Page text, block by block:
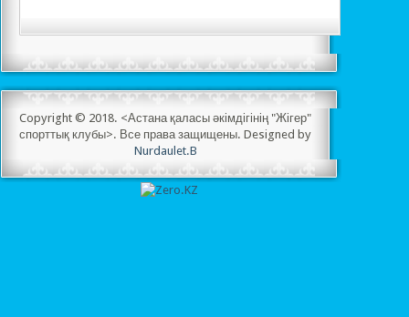
Copyright © 2018. <Астана қаласы әкімдігінің "Жігер"
спорттық клубы>. Все права защищены. Designed by
Nurdaulet.B